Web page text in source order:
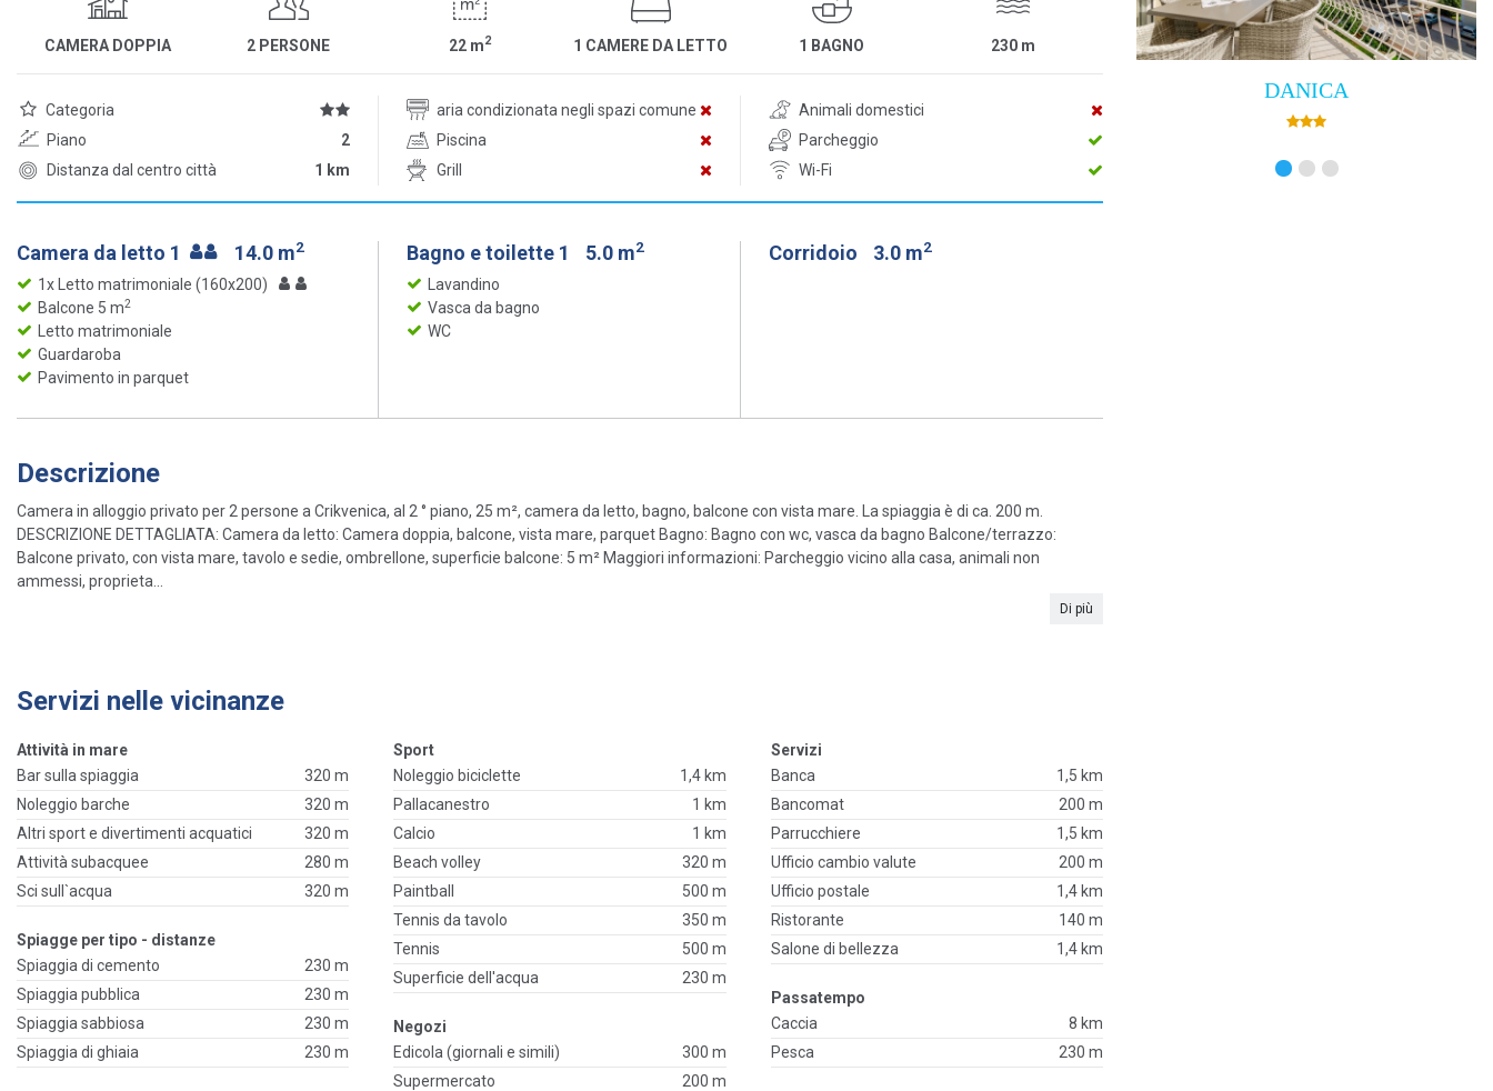
CAMERA DOPPIA 2 PERSONE 22 m2 1 CAMERE DA LETTO 1 BAGNO 230 m
Categoria aria condizionata negli spazi comune
Animali domestici
Piano
2 Piscina
Parcheggio
Distanza dal centro città
1 km Grill Wi-Fi
Camera da letto 1 14.0 m2
1x Letto matrimoniale (160x200)
Balcone 5 m2
Letto matrimoniale
Guardaroba
Pavimento in parquet
Bagno e toilette 1 5.0 m2
Lavandino
Vasca da bagno
WC
Corridoio 3.0 m2
Descrizione
Camera in alloggio privato per 2 persone a Crikvenica, al 2 ° piano, 25 m², camera da letto, bagno, balcone con vista mare. La spiaggia è di ca. 200 m.
DESCRIZIONE DETTAGLIATA: Camera da letto: Camera doppia, balcone, vista mare, parquet Bagno: Bagno con wc, vasca da bagno Balcone/terrazzo:
Balcone privato, con vista mare, tavolo e sedie, ombrellone, superficie balcone: 5 m² Maggiori informazioni: Parcheggio vicino alla casa, animali non
ammessi, proprieta...
Di più
Servizi nelle vicinanze
Attività in mare
Bar sulla spiaggia
320 m
Noleggio barche
320 m
Altri sport e divertimenti acquatici
320 m
Attività subacquee
280 m
Sci sull`acqua
320 m
Spiagge per tipo - distanze
Spiaggia di cemento
230 m
Spiaggia pubblica
230 m
Spiaggia sabbiosa
230 m
Spiaggia di ghiaia
230 m
Sport
Noleggio biciclette
1,4 km
Pallacanestro
1 km
Calcio
1 km
Beach volley
320 m
Paintball
500 m
Tennis da tavolo
350 m
Tennis
500 m
Superficie dell'acqua
230 m
Negozi
Edicola (giornali e simili)
300 m
Supermercato
200 m
Servizi
Banca
1,5 km
Bancomat
200 m
Parrucchiere
1,5 km
Ufficio cambio valute
200 m
Ufficio postale
1,4 km
Ristorante
140 m
Salone di bellezza
1,4 km
Passatempo
Caccia
8 km
Pesca
230 m
DANICA